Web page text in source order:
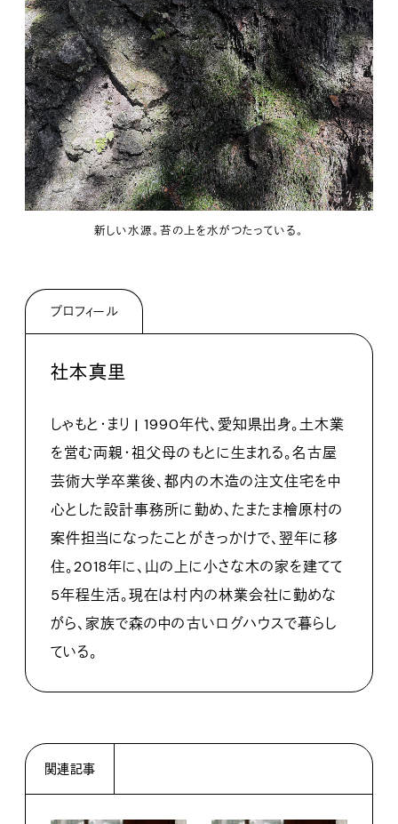
新しい水源。苔の上を水がつたっている。
プロフィール
社本真里
しゃもと・まり | 1990年代、愛知県出身。土木業
を営む両親・祖父母のもとに生まれる。名古屋
芸術大学卒業後、都内の木造の注文住宅を中
心とした設計事務所に勤め、たまたま檜原村の
案件担当になったことがきっかけで、翌年に移
住。2018年に、山の上に小さな木の家を建てて
5年程生活。現在は村内の林業会社に勤めな
がら、家族で森の中の古いログハウスで暮らし
ている。
関連記事